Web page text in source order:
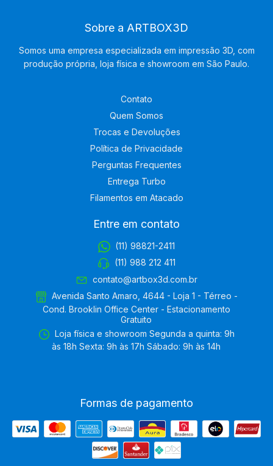
Sobre a ARTBOX3D
Somos uma empresa especializada em impressão 3D, com
produção própria, loja física e showroom em São Paulo.
Contato
Quem Somos
Trocas e Devoluções
Política de Privacidade
Perguntas Frequentes
Entrega Turbo
Filamentos em Atacado
Entre em contato
(11) 98821-2411
(11) 988 212 411
contato@artbox3d.com.br
Avenida Santo Amaro, 4644 - Loja 1 - Térreo -
Cond. Brooklin Office Center - Estacionamento
Gratuito
Loja física e showroom Segunda a quinta: 9h
às 18h Sexta: 9h às 17h Sábado: 9h às 14h
Formas de pagamento